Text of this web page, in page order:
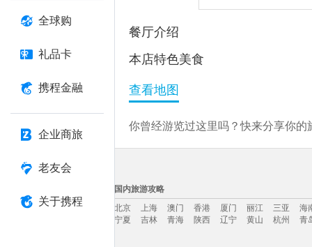
全球购
礼品卡
携程金融
企业商旅
老友会
关于携程
餐厅介绍
本店特色美食
查看地图
你曾经游览过这里吗？快来分享你的
国内旅游攻略
北京
上海 澳门 香港 厦门 丽江 三亚
海
宁夏
吉林 青海 陕西 辽宁 黄山 杭州 青